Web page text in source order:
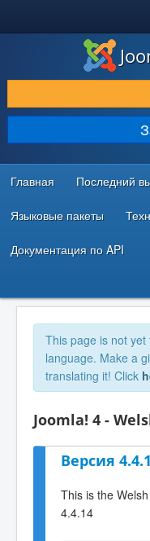
ЗАГРУЗКИ И РАСШИРЕНИЯ
ДОКУМЕНТАЦИЯ И
СООБЩЕСТВО И
РЕСУРСЫ ДЛЯ
Главная Последний
Языковые пакеты
Документация по API
This page is not
language. Make a
translating it! Click
Joomla! 4 -
Версия
This is the
4.4.14